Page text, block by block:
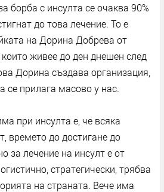
борба с инсулта се очаква 90%
до това лечение. То е
на Дорина Добрева от
живее до ден днешен след
Дорина създава организация,
се прилага масово у нас.
при инсулта е, че всяка
времето до достигане до
за лечение на инсулт е от
стратегически, трябва
на страната. Вече има